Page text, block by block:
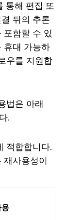
통해 편집 또
뒤의 추론
포함할 수 있
휴대 가능하
우를 지원합
법은 아래
.
적합합니다.
재사용성이